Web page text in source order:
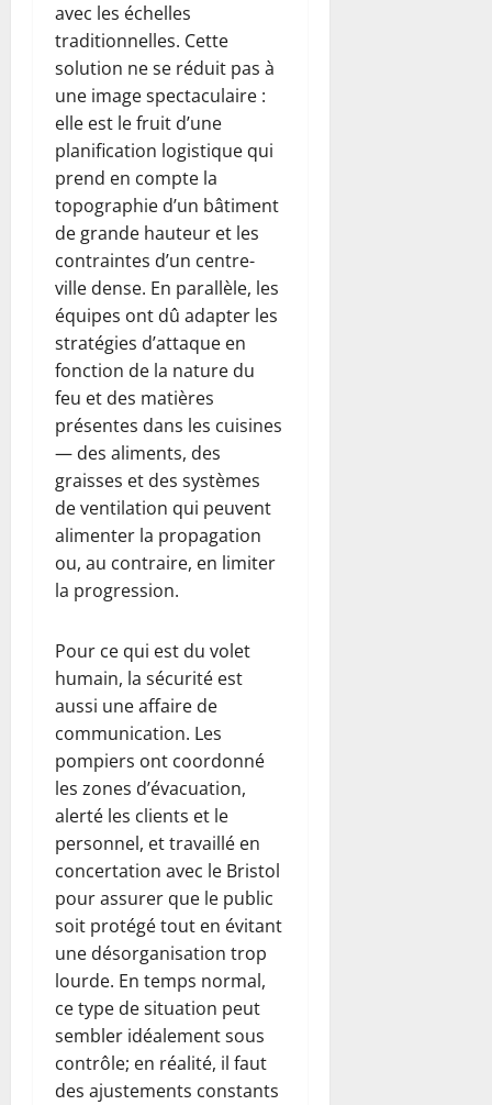
avec les échelles
traditionnelles. Cette
solution ne se réduit pas à
une image spectaculaire :
elle est le fruit d’une
planification logistique qui
prend en compte la
topographie d’un bâtiment
de grande hauteur et les
contraintes d’un centre-
ville dense. En parallèle, les
équipes ont dû adapter les
stratégies d’attaque en
fonction de la nature du
feu et des matières
présentes dans les cuisines
— des aliments, des
graisses et des systèmes
de ventilation qui peuvent
alimenter la propagation
ou, au contraire, en limiter
la progression.
Pour ce qui est du volet
humain, la sécurité est
aussi une affaire de
communication. Les
pompiers ont coordonné
les zones d’évacuation,
alerté les clients et le
personnel, et travaillé en
concertation avec le Bristol
pour assurer que le public
soit protégé tout en évitant
une désorganisation trop
lourde. En temps normal,
ce type de situation peut
sembler idéalement sous
contrôle; en réalité, il faut
des ajustements constants